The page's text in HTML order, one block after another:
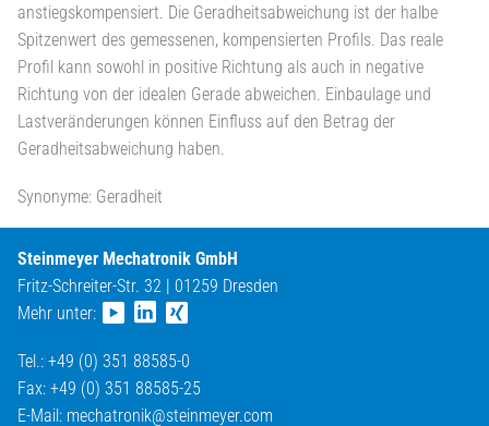
anstiegskompensiert. Die Geradheitsabweichung ist der halbe
Spitzenwert des gemessenen, kompensierten Profils. Das reale
Profil kann sowohl in positive Richtung als auch in negative
Richtung von der idealen Gerade abweichen. Einbaulage und
Lastveränderungen können Einfluss auf den Betrag der
Geradheitsabweichung haben.
Synonyme: Geradheit
Steinmeyer Mechatronik GmbH
Fritz-Schreiter-Str. 32 | 01259 Dresden
Mehr unter:
Tel.: +49 (0) 351 88585-0
Fax: +49 (0) 351 88585-25
E-Mail: mechatronik@steinmeyer.com